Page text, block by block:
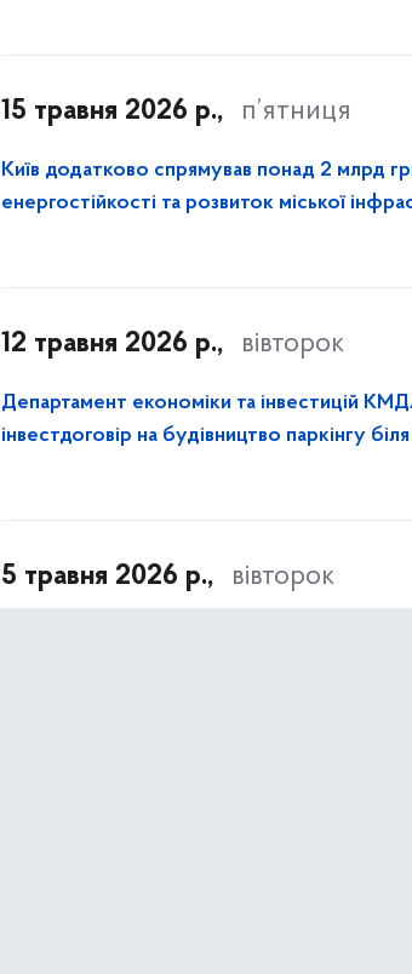
15 травня 2026 р., п’ятниця
Київ додатково спрямував понад 2 млрд
енергостійкості та розвиток міської
12 травня 2026 р., вівторок
Департамент економіки та інвестицій
інвестдоговір на будівництво паркінгу
5 травня 2026 р., вівторок